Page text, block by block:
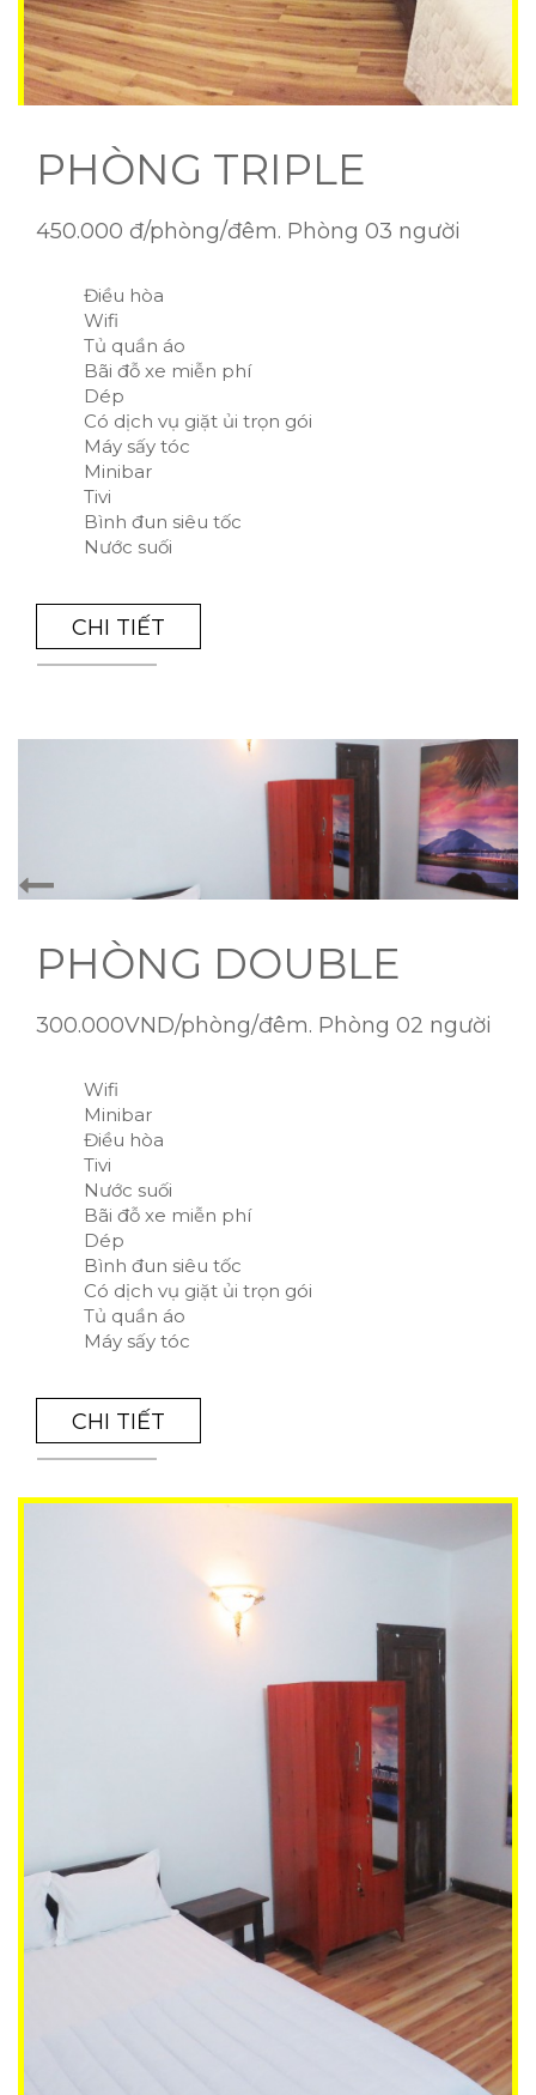
PHÒNG TRIPLE
450.000 đ/phòng/đêm. Phòng 03 người
Điều hòa
Wifi
Tủ quần áo
Bãi đỗ xe miễn phí
Dép
Có dịch vụ giặt ủi trọn gói
Máy sấy tóc
Minibar
Tivi
Bình đun siêu tốc
Nước suối
CHI TIẾT
PHÒNG DOUBLE
300.000VND/phòng/đêm. Phòng 02 người
Wifi
Minibar
Điều hòa
Tivi
Nước suối
Bãi đỗ xe miễn phí
Dép
Bình đun siêu tốc
Có dịch vụ giặt ủi trọn gói
Tủ quần áo
Máy sấy tóc
CHI TIẾT